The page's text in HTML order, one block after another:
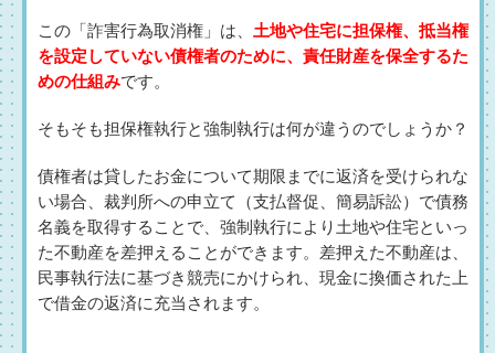
この「詐害行為取消権」は、 土地や住宅に担保権、抵当権
を設定していない債権者のために、責任財産を保全するた
めの仕組みです。
そもそも担保権執行と強制執行は何が違うのでしょうか？
債権者は貸したお金について期限までに返済を受けられな
い場合、裁判所への申立て（支払督促、簡易訴訟）で債務
名義を取得することで、強制執行により土地や住宅といっ
た不動産を差押えることができます。差押えた不動産は、
民事執行法に基づき競売にかけられ、現金に換価された上
で借金の返済に充当されます。